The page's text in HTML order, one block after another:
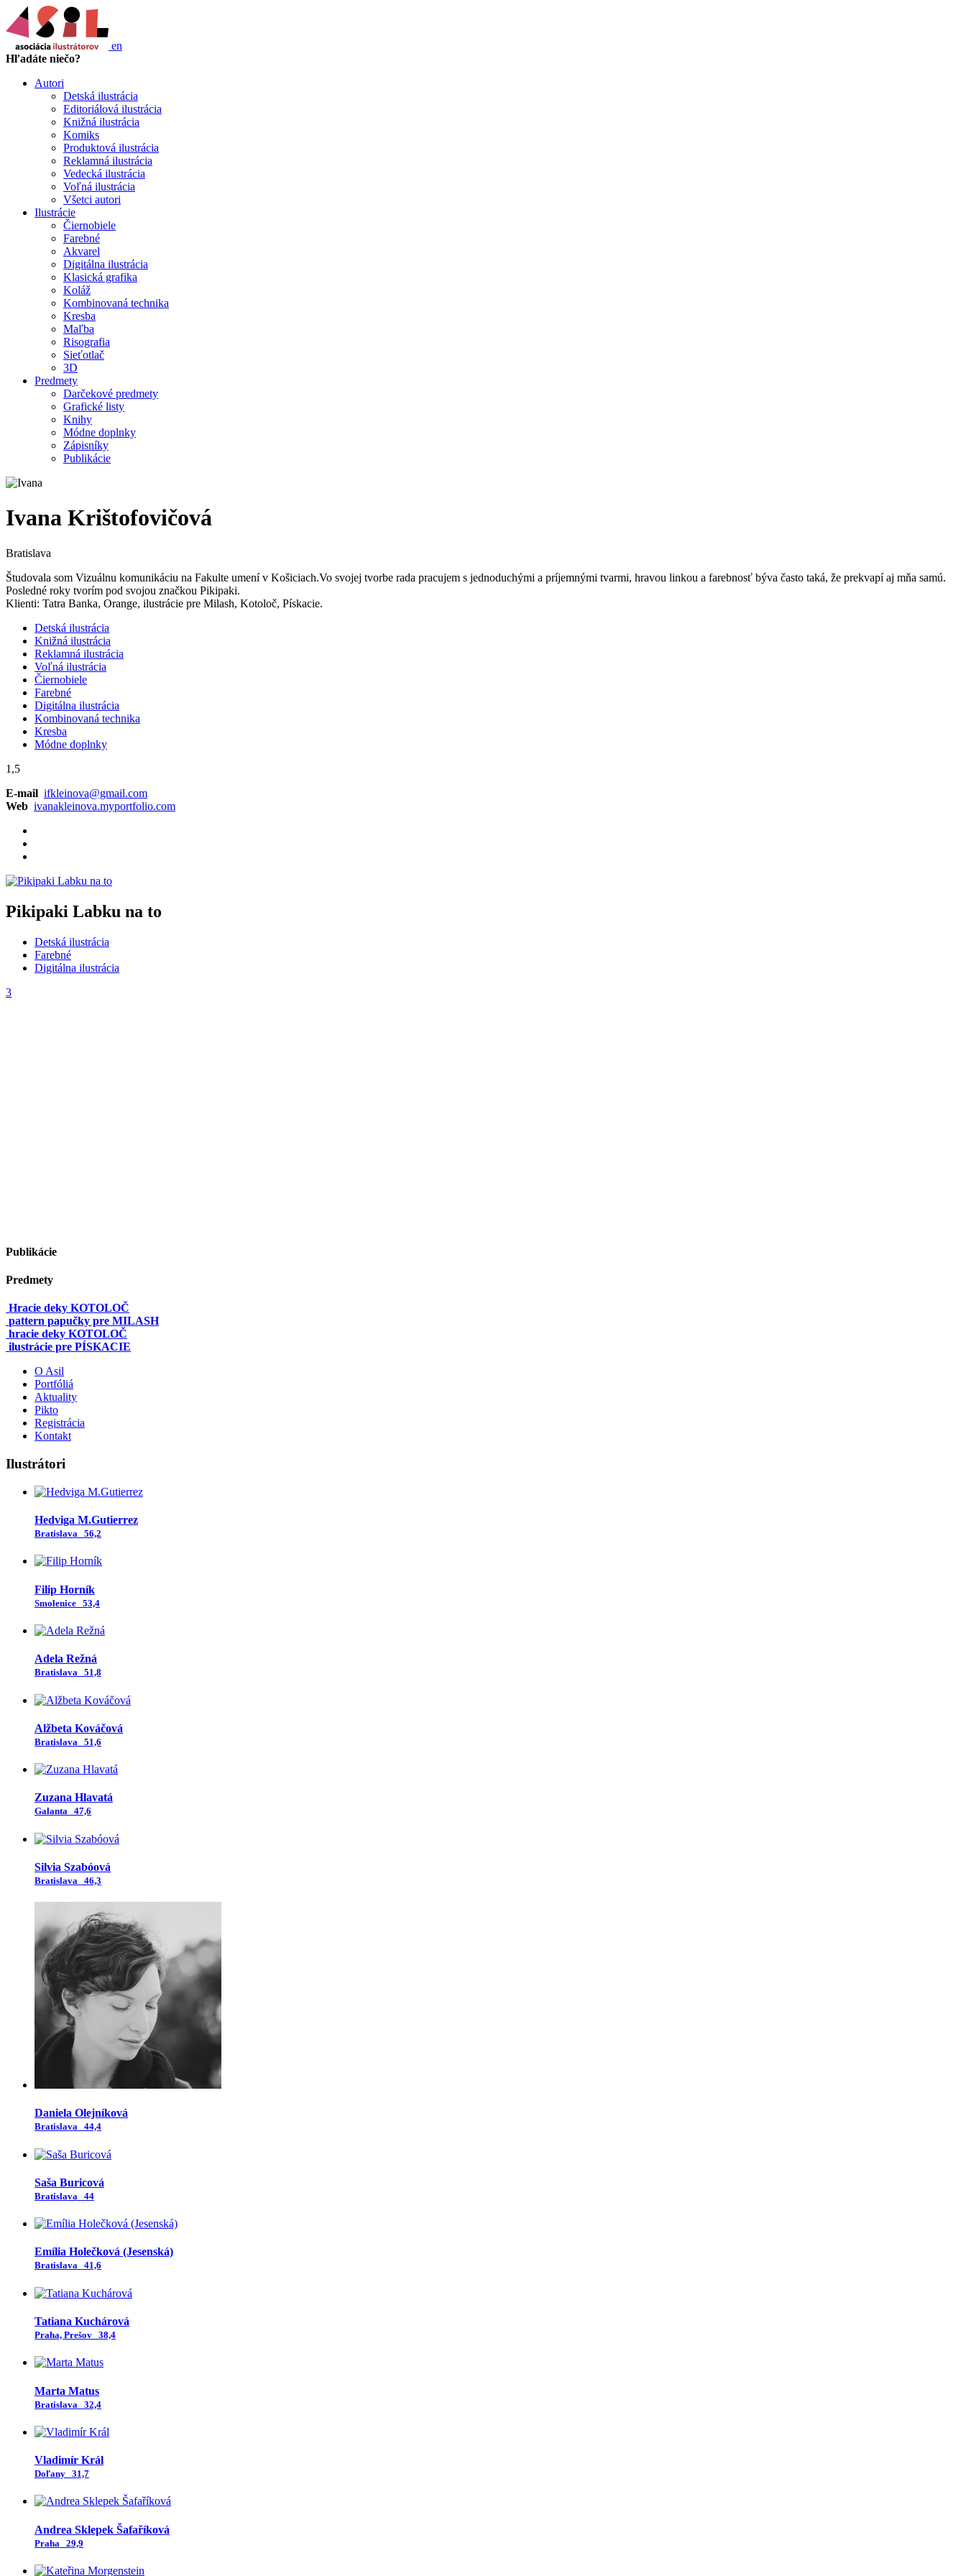
en
Hľadáte niečo?
Autori
Detská ilustrácia
Editoriálová ilustrácia
Knižná ilustrácia
Komiks
Produktová ilustrácia
Reklamná ilustrácia
Vedecká ilustrácia
Voľná ilustrácia
Všetci autori
Ilustrácie
Čiernobiele
Farebné
Akvarel
Digitálna ilustrácia
Klasická grafika
Koláž
Kombinovaná technika
Kresba
Maľba
Risografia
Sieťotlač
3D
Predmety
Darčekové predmety
Grafické listy
Knihy
Módne doplnky
Zápisníky
Publikácie
Ivana Krištofovičová
Bratislava
Študovala som Vizuálnu komunikáciu na Fakulte umení v Košiciach.Vo svojej tvorbe rada pracujem s jednoduchými a príjemnými tvarmi, hravou linkou a farebnosť býva často taká, že prekvapí aj mňa samú.
Posledné roky tvorím pod svojou značkou Pikipaki.
Klienti: Tatra Banka, Orange, ilustrácie pre Milash, Kotoloč, Pískacie.
Detská ilustrácia
Knižná ilustrácia
Reklamná ilustrácia
Voľná ilustrácia
Čiernobiele
Farebné
Digitálna ilustrácia
Kombinovaná technika
Kresba
Módne doplnky
1,5
E-mail ifkleinova@gmail.com
Web ivanakleinova.myportfolio.com
Pikipaki Labku na to
Detská ilustrácia
Farebné
Digitálna ilustrácia
3
Publikácie
Predmety
Hracie deky KOTOLOČ
pattern papučky pre MILASH
hracie deky KOTOLOČ
ilustrácie pre PÍSKACIE
O Asil
Portfóliá
Aktuality
Pikto
Registrácia
Kontakt
Ilustrátori
Hedviga M.Gutierrez
Bratislava 56,2
Filip Horník
Smolenice 53,4
Adela Režná
Bratislava 51,8
Alžbeta Kováčová
Bratislava 51,6
Zuzana Hlavatá
Galanta 47,6
Silvia Szabóová
Bratislava 46,3
Daniela Olejníková
Bratislava 44,4
Saša Buricová
Bratislava 44
Emília Holečková (Jesenská)
Bratislava 41,6
Tatiana Kuchárová
Praha, Prešov 38,4
Marta Matus
Bratislava 32,4
Vladimír Král
Doľany 31,7
Andrea Sklepek Šafaříková
Praha 29,9